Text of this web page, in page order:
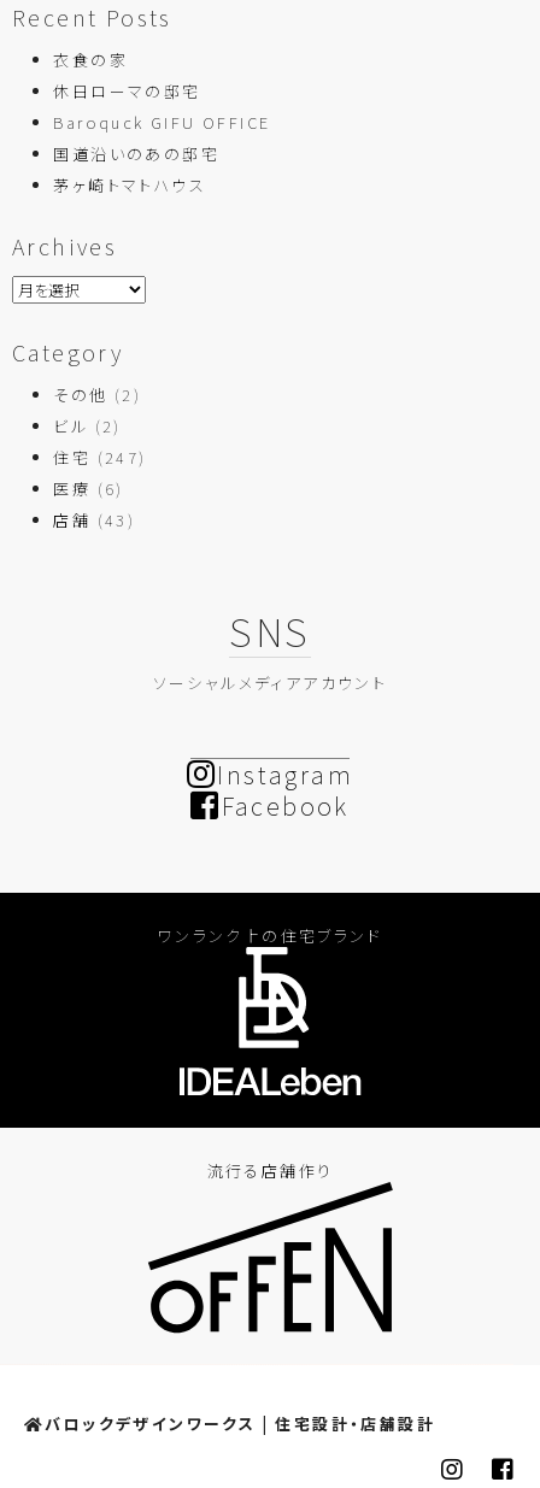
Recent Posts
衣食の家
休日ローマの邸宅
Baroquck GIFU OFFICE
国道沿いのあの邸宅
茅ヶ崎トマトハウス
Archives
Category
その他 (2)
ビル (2)
住宅 (247)
医療 (6)
店舗 (43)
SNS
ソーシャルメディアアカウント
Instagram
Facebook
ワンランク上の住宅ブランド
流行る店舗作り
バロックデザインワークス | 住宅設計・店舗設計